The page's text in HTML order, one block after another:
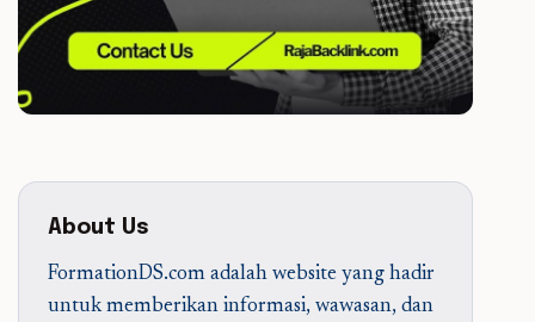
About Us
FormationDS.com adalah website yang hadir
untuk memberikan informasi, wawasan, dan